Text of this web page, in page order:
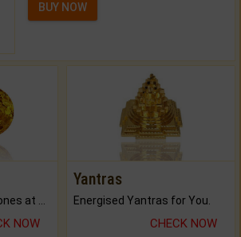
BUY NOW
NOW
Yantras
Energised Yantras for You.
CHECK NOW